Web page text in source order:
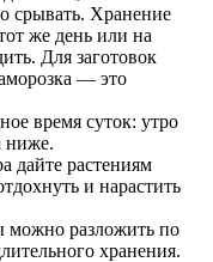
срывать. Хранение
же день или на
Для заготовок
— это
время суток: утро
ниже.
дайте растениям
и нарастить
можно разложить по
хранения.